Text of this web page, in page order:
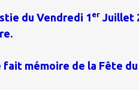
du Vendredi 1er Juillet
fait mémoire de la Fête